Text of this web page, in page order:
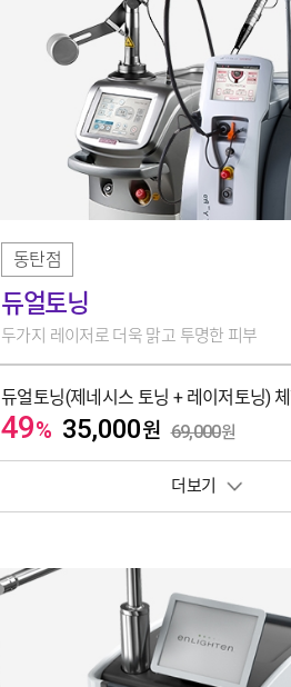
동탄점
듀얼토닝
두가지 레이저로 더욱 맑고 투명한 피부
듀얼토닝(제네시스 토닝 + 레이저토닝)
49% 35,000원 69,000원
보기 토글